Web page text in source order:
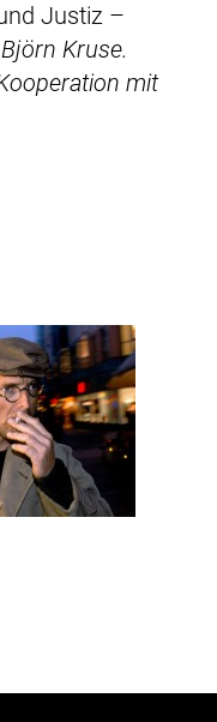
Justiz –
Kruse.
mit